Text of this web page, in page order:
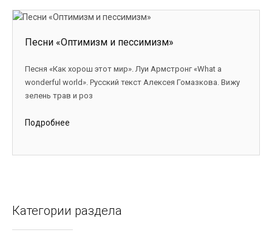
Песни «Оптимизм и пессимизм»
Песня «Как хорош этот мир». Луи Армстронг «What a
wonderful world». Русский текст Алексея Гомазкова. Вижу
зелень трав и роз
Подробнее
Категории раздела